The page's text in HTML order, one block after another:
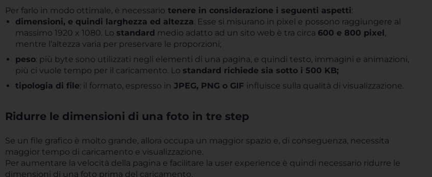
Per farlo in modo ottimale, è necessario tenere in considerazione i seguenti aspetti:
dimensioni, e quindi larghezza ed altezza. Esse si misurano in pixel e possono raggiungere al
massimo 1920 x 1080. Lo standard medio adatto ad un sito web è tra circa 600 e 800 pixel,
mentre l’altezza varia per preservare le proporzioni;
peso: più byte sono utilizzati negli elementi di una pagina, e quindi testo, immagini e animazioni,
più ci vuole tempo per il caricamento. Lo standard richiede sia sotto i 500 KB;
tipologia di file: il formato, espresso in JPEG, PNG o GIF influisce sulla qualità di visualizzazione.
Ridurre le dimensioni di una foto in tre step
Se un file grafico è molto grande, allora occupa un maggior spazio e, di conseguenza, necessita
maggior tempo di caricamento e visualizzazione.
Per aumentare la velocità della pagina e facilitare la user experience è quindi necessario ridurre le
dimensioni di una foto prima del caricamento.